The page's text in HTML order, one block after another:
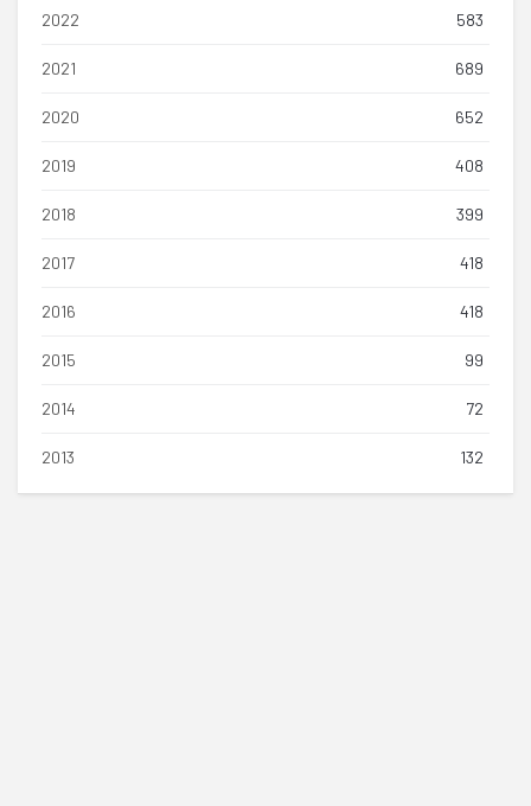
2022 583
2021 689
2020 652
2019 408
2018 399
2017 418
2016 418
2015 99
2014 72
2013 132